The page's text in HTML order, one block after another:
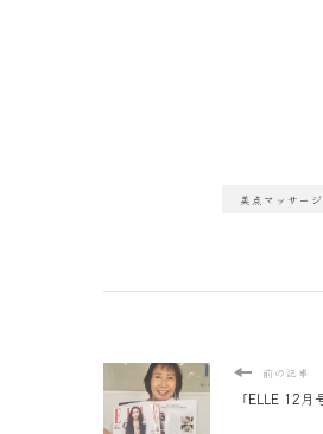
美点マッサージ
前の記事
「ELLE 12